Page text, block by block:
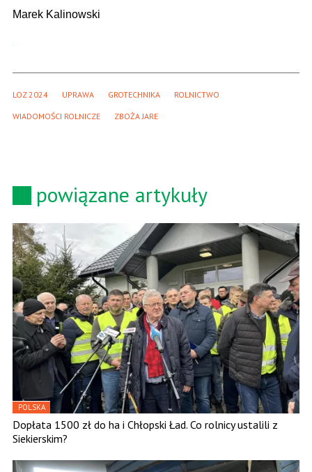
Marek Kalinowski
LOZ 2024 UPRAWA GROTECHNIKA ROLNICTWO
WIADOMOŚCI ROLNICZE ZBOŻA JARE
powiązane artykuły
POLSKA
Dopłata 1500 zł do ha i Chłopski Ład. Co rolnicy ustalili z
Siekierskim?